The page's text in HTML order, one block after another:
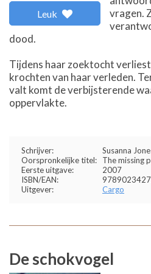
Leuk
vragen.
dood.
Tijdens haar zoektocht verliest
krochten van haar verleden.
valt komt de verbijsterende
oppervlakte.
Schrijver:
Susanna
Oorspronkelijke titel:
The missing
Eerste uitgave:
2007
ISBN/EAN:
Uitgever:
Cargo
De schokvogel